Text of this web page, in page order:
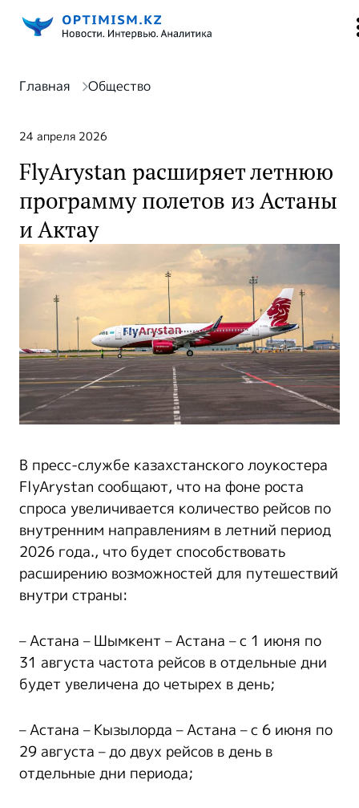
Главная Общество
24 апреля 2026
FlyArystan расширяет летнюю
программу полетов из Астаны
и Актау
В пресс-службе казахстанского лоукостера
FlyArystan сообщают, что на фоне роста
спроса увеличивается количество рейсов по
внутренним направлениям в летний период
2026 года., что будет способствовать
расширению возможностей для путешествий
внутри страны:
– Астана – Шымкент – Астана – с 1 июня по
31 августа частота рейсов в отдельные дни
будет увеличена до четырех в день;
– Астана – Кызылорда – Астана – с 6 июня по
29 августа – до двух рейсов в день в
отдельные дни периода;